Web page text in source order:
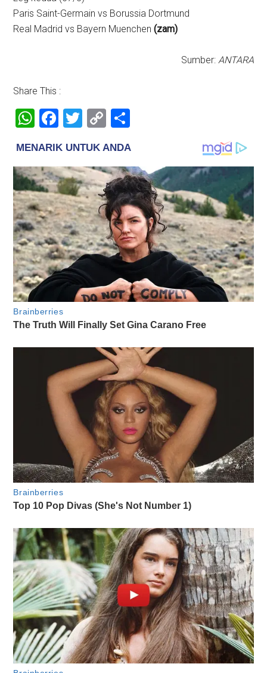
Paris Saint-Germain vs Borussia Dortmund
Real Madrid vs Bayern Muenchen(zam)
Sumber: ANTARA
Share This :
WhatsApp
Facebook
Twitter
Copy